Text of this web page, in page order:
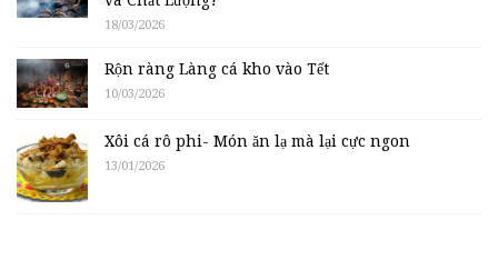
18/03/2026
Rộn ràng Làng cá kho vào Tết
10/03/2026
Xôi cá rô phi- Món ăn lạ mà lại cực ngon
13/01/2026